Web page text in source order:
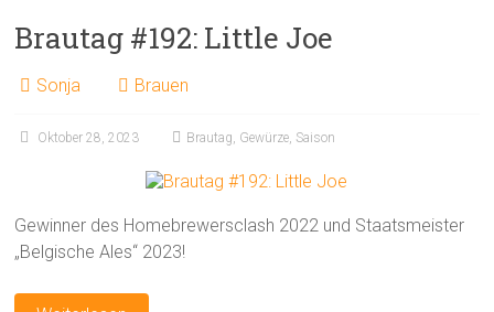
Brautag #192: Little Joe
Sonja Brauen
Oktober 28, 2023 Brautag, Gewürze, Saison
Gewinner des Homebrewersclash 2022 und Staatsmeister
„Belgische Ales“ 2023!